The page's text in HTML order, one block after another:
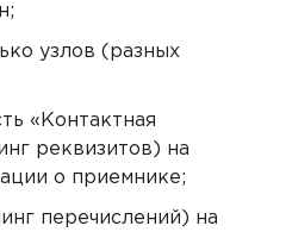
узлов (разных
«Контактная
реквизитов) на
о приемнике;
перечислений) на